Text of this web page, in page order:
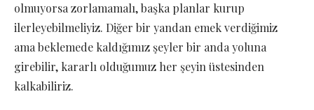
olmuyorsa zorlamamalı, başka planlar kurup
ilerleyebilmeliyiz. Diğer bir yandan emek verdiğimiz
ama beklemede kaldığımız şeyler bir anda yoluna
girebilir, kararlı olduğumuz her şeyin üstesinden
kalkabiliriz.